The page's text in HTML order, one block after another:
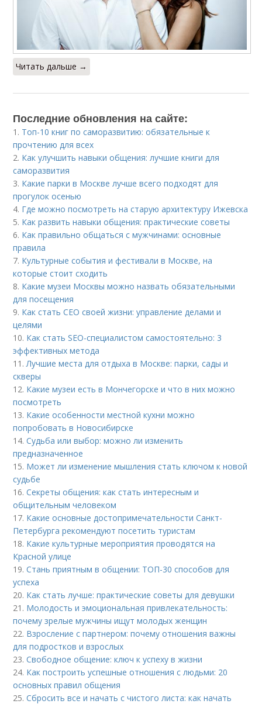
Читать дальше →
Последние обновления на сайте:
1. Топ-10 книг по саморазвитию: обязательные к
прочтению для всех
2. Как улучшить навыки общения: лучшие книги для
саморазвития
3. Какие парки в Москве лучше всего подходят для
прогулок осенью
4. Где можно посмотреть на старую архитектуру Ижевска
5. Как развить навыки общения: практические советы
6. Как правильно общаться с мужчинами: основные
правила
7. Культурные события и фестивали в Москве, на
которые стоит сходить
8. Какие музеи Москвы можно назвать обязательными
для посещения
9. Как стать СЕО своей жизни: управление делами и
целями
10. Как стать SEO-специалистом самостоятельно: 3
эффективных метода
11. Лучшие места для отдыха в Москве: парки, сады и
скверы
12. Какие музеи есть в Мончегорске и что в них можно
посмотреть
13. Какие особенности местной кухни можно
попробовать в Новосибирске
14.Судьба или выбор: можно ли изменить
предназначенное
15. Может ли изменение мышления стать ключом к новой
судьбе
16.Секреты общения: как стать интересным и
общительным человеком
17. Какие основные достопримечательности Санкт-
Петербурга рекомендуют посетить туристам
18. Какие культурные мероприятия проводятся на
Красной улице
19.Стань приятным в общении: ТОП-30 способов для
успеха
20. Как стать лучше: практические советы для девушки
21. Молодость и эмоциональная привлекательность:
почему зрелые мужчины ищут молодых женщин
22. Взросление с партнером: почему отношения важны
для подростков и взрослых
23.Свободное общение: ключ к успеху в жизни
24. Как построить успешные отношения с людьми: 20
основных правил общения
25.Сбросить все и начать с чистого листа: как начать